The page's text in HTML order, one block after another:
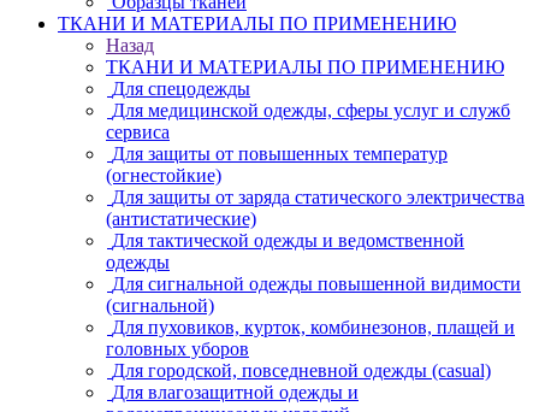
ТКАНИ И МАТЕРИАЛЫ ПО ПРИМЕНЕНИЮ
Назад
ТКАНИ И МАТЕРИАЛЫ ПО ПРИМЕНЕНИЮ
Для спецодежды
Для медицинской одежды, сферы услуг и служб
сервиса
Для защиты от повышенных температур
(огнестойкие)
Для защиты от заряда статического электричества
(антистатические)
Для тактической одежды и ведомственной
одежды
Для сигнальной одежды повышенной видимости
(сигнальной)
Для пуховиков, курток, комбинезонов, плащей и
головных уборов
Для городской, повседневной одежды (casual)
Для влагозащитной одежды и